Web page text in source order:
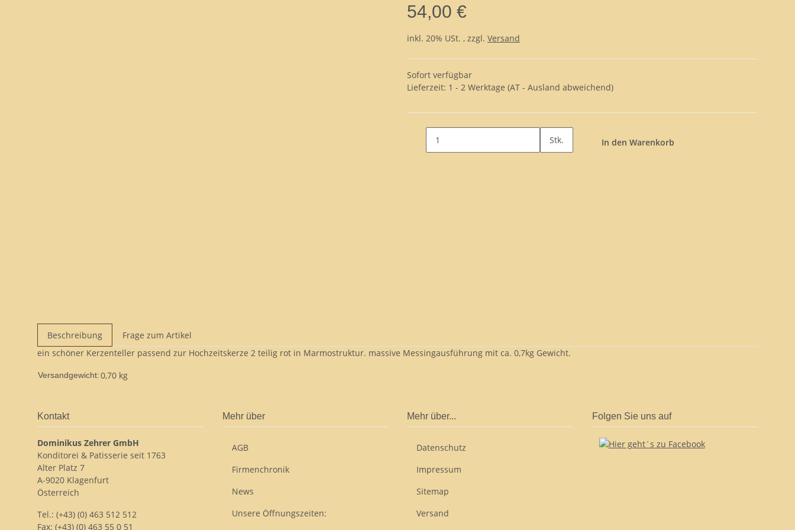
54,00 €
inkl. 20% USt. , zzgl. Versand
Sofort verfügbar
Lieferzeit: 1 - 2 Werktage (AT - Ausland abweichend)
Stk. In den Warenkorb
Beschreibung
Frage zum Artikel
ein schöner Kerzenteller passend zur Hochzeitskerze 2 teilig rot in Marmostruktur. massive Messingausführung mit ca. 0,7kg Gewicht.
Versandgewicht:0,70 kg
Kontakt
Dominikus Zehrer GmbH
Konditorei & Patisserie seit 1763
Alter Platz 7
A-9020 Klagenfurt
Österreich
Tel.: (+43) (0) 463 512 512
Fax: (+43) (0) 463 55 0 51
Mehr über
AGB
Firmenchronik
News
Unsere Öffnungszeiten:
Mehr über...
Datenschutz
Impressum
Sitemap
Versand
Folgen Sie uns auf